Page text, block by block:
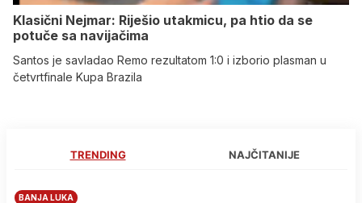
Klasični Nejmar: Riješio utakmicu, pa htio da se
potuče sa navijačima
Santos je savladao Remo rezultatom 1:0 i izborio plasman u
četvrtfinale Kupa Brazila
TRENDING NAJČITANIJE
BANJA LUKA